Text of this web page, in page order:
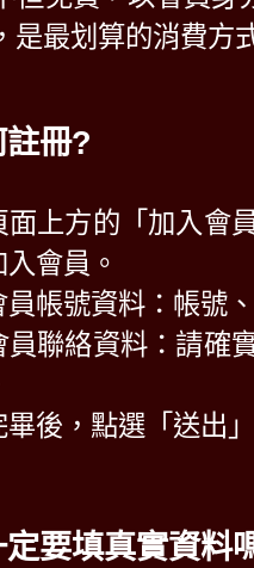
是最划算的消費方
冊?
面上方的「加入會
會員。
員帳號資料：帳號
員聯絡資料：請確
畢後，點選「送出
要填真實資料